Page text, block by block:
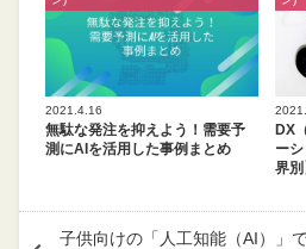
2021.4.16
無駄な発注を抑えよう！需要予
測にAIを活用した事例まとめ
DX
ー
界別
子供向けの「人工知能（AI）」